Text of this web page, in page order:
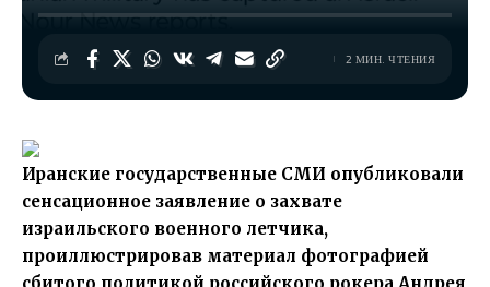
2 МИН. ЧТЕНИЯ
Иранские государственные СМИ опубликовали
сенсационное заявление о захвате
израильского военного летчика,
проиллюстрировав материал фотографией